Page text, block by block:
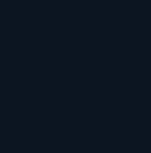
w Państwa imieniu) lub dane osobowe,
i nazwisko, adres e-mail, telefon
administratora w jego
numerem telefonu 62 735-51-05 lub